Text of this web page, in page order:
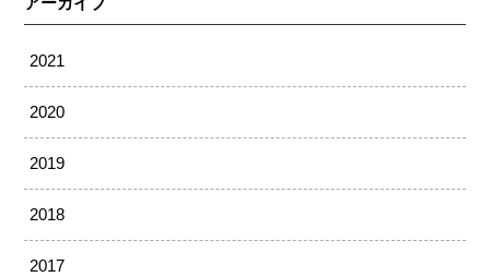
2021
2020
2019
2018
2017